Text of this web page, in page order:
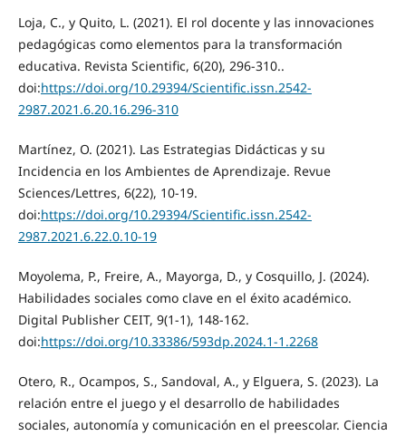
Loja, C., y Quito, L. (2021). El rol docente y las innovaciones
pedagógicas como elementos para la transformación
educativa. Revista Scientific, 6(20), 296-310..
doi:https://doi.org/10.29394/Scientific.issn.2542-
2987.2021.6.20.16.296-310
Martínez, O. (2021). Las Estrategias Didácticas y su
Incidencia en los Ambientes de Aprendizaje. Revue
Sciences/Lettres, 6(22), 10-19.
doi:https://doi.org/10.29394/Scientific.issn.2542-
2987.2021.6.22.0.10-19
Moyolema, P., Freire, A., Mayorga, D., y Cosquillo, J. (2024).
Habilidades sociales como clave en el éxito académico.
Digital Publisher CEIT, 9(1-1), 148-162.
doi:https://doi.org/10.33386/593dp.2024.1-1.2268
Otero, R., Ocampos, S., Sandoval, A., y Elguera, S. (2023). La
relación entre el juego y el desarrollo de habilidades
sociales, autonomía y comunicación en el preescolar. Ciencia